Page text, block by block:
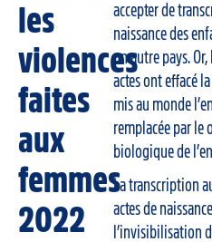
les
violences
faites
aux
femmes
2022
accepter de
naissance des
un autre pays.
actes ont effacé
mis au monde
remplacée par le
biologique de
La transcription
actes de
l’invisibilisation